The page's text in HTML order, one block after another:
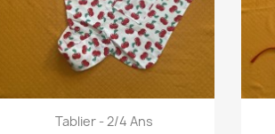
Aperçu rapide
Tablier - 2/4 Ans